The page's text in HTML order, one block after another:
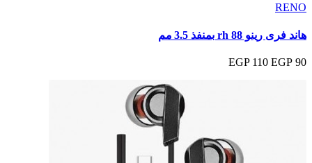
RENO
هاند فرى رينو rh 88 بمنفذ 3.5 مم
90 EGP
110 EGP